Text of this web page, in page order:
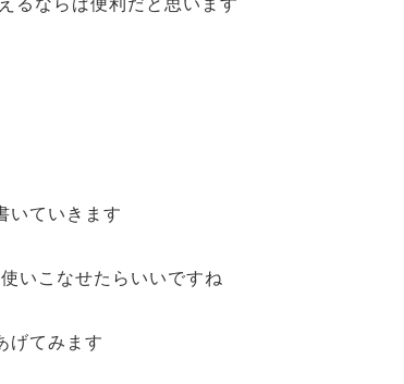
ていきます
いこなせたらいいですね
てみます